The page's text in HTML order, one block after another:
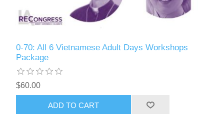
0-70: All 6 Vietnamese Adult Days Workshops
Package
$60.00
ADD TO CART